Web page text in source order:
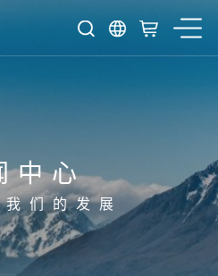
中心
们的发展